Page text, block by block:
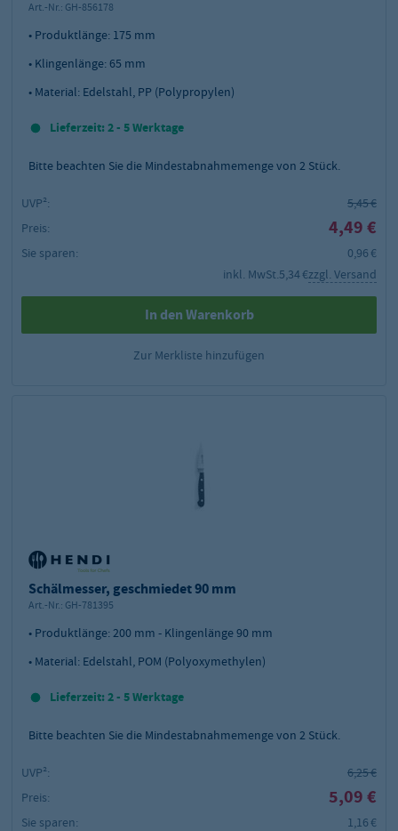
Art.-Nr.: GH-856178
• Produktlänge: 175 mm
• Klingenlänge: 65 mm
• Material: Edelstahl, PP (Polypropylen)
Lieferzeit: 2 - 5 Werktage
Bitte beachten Sie die Mindestabnahmemenge von 2 Stück.
UVP²:
5,45 €
Preis:
4,49 €
Sie sparen:
0,96 €
inkl. MwSt.5,34 €zzgl. Versand
In den Warenkorb
Zur Merkliste hinzufügen
Schälmesser, geschmiedet 90 mm
Art.-Nr.: GH-781395
• Produktlänge: 200 mm - Klingenlänge 90 mm
• Material: Edelstahl, POM (Polyoxymethylen)
Lieferzeit: 2 - 5 Werktage
Bitte beachten Sie die Mindestabnahmemenge von 2 Stück.
UVP²:
6,25 €
Preis:
5,09 €
Sie sparen:
1,16 €